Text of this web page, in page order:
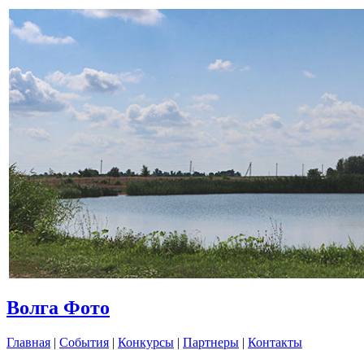
Волга Фото
Главная | События | Конкурсы | Партнеры | Контакты